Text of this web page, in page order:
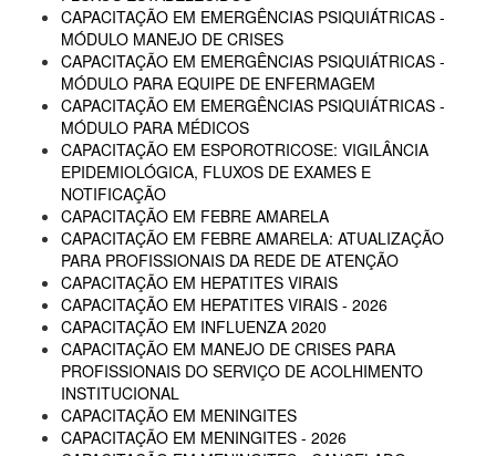
CAPACITAÇÃO EM EMERGÊNCIAS PSIQUIÁTRICAS -
MÓDULO MANEJO DE CRISES
CAPACITAÇÃO EM EMERGÊNCIAS PSIQUIÁTRICAS -
MÓDULO PARA EQUIPE DE ENFERMAGEM
CAPACITAÇÃO EM EMERGÊNCIAS PSIQUIÁTRICAS -
MÓDULO PARA MÉDICOS
CAPACITAÇÃO EM ESPOROTRICOSE: VIGILÂNCIA
EPIDEMIOLÓGICA, FLUXOS DE EXAMES E
NOTIFICAÇÃO
CAPACITAÇÃO EM FEBRE AMARELA
CAPACITAÇÃO EM FEBRE AMARELA: ATUALIZAÇÃO
PARA PROFISSIONAIS DA REDE DE ATENÇÃO
CAPACITAÇÃO EM HEPATITES VIRAIS
CAPACITAÇÃO EM HEPATITES VIRAIS - 2026
CAPACITAÇÃO EM INFLUENZA 2020
CAPACITAÇÃO EM MANEJO DE CRISES PARA
PROFISSIONAIS DO SERVIÇO DE ACOLHIMENTO
INSTITUCIONAL
CAPACITAÇÃO EM MENINGITES
CAPACITAÇÃO EM MENINGITES - 2026